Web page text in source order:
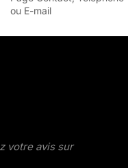
ou E-mail
votre avis sur